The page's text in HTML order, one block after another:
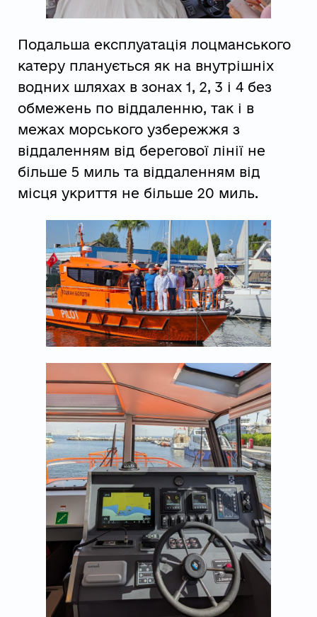
Подальша експлуатація лоцманського
катеру планується як на внутрішніх
водних шляхах в зонах 1, 2, 3 і 4 без
обмежень по віддаленню, так і в
межах морського узбережжя з
віддаленням від берегової лінії не
більше 5 миль та віддаленням від
місця укриття не більше 20 миль.